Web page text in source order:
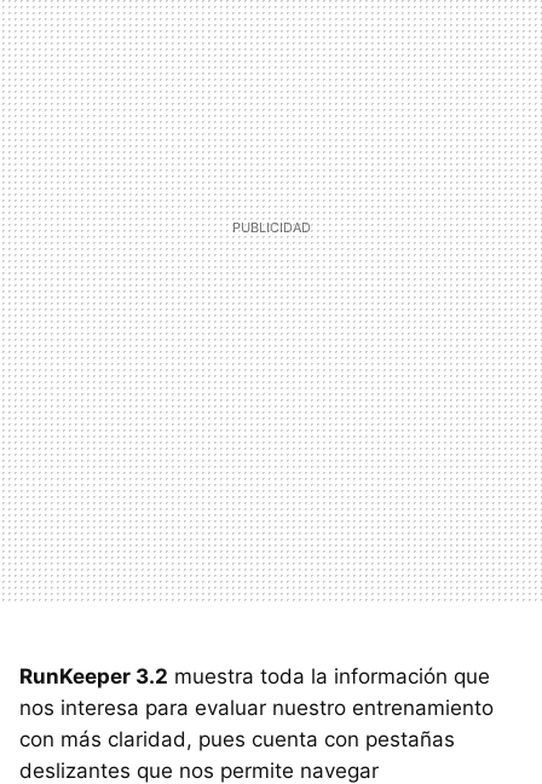
RunKeeper 3.2 muestra toda la información que
nos interesa para evaluar nuestro entrenamiento
con más claridad, pues cuenta con pestañas
deslizantes que nos permite navegar